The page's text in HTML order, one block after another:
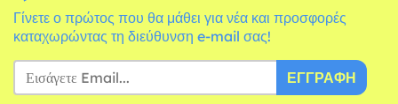
Γίνετε ο πρώτος που θα μάθει για νέα και προσφορές
καταχωρώντας τη διεύθυνση e-mail σας!
ΕΓΓΡΑΦΉ